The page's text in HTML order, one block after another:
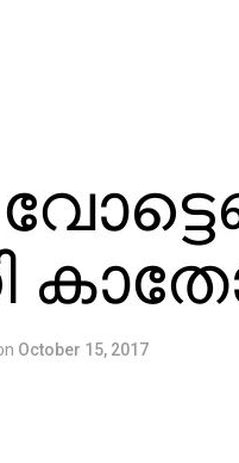
October 15, 2017